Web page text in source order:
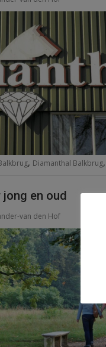
, Diamanthal Balkbrug,
en oud
van den Hof